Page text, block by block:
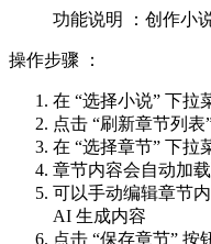
功能说明 ：创作小
操作步骤 ：
在 “选择小说” 下拉
点击 “刷新章节列
在 “选择章节” 下拉
章节内容会自动加
可以手动编辑章节
AI 生成内容
点击 “保存章节” 按